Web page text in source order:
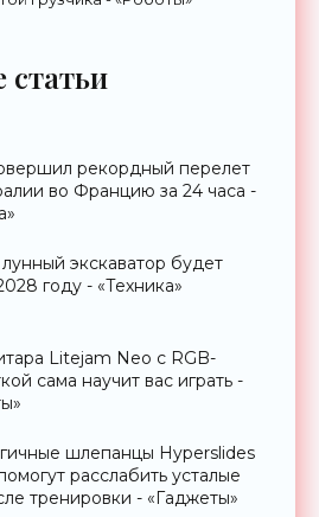
статьи
рекордный перелет
во Францию за 24 часа -
экскаватор будет
году - «Техника»
Litejam Neo с RGB-
сама научит вас играть -
шлепанцы Hyperslides
расслабить усталые
тренировки - «Гаджеты»